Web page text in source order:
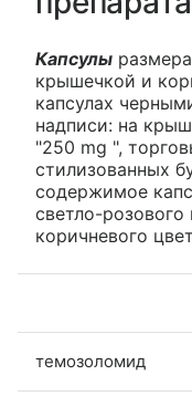
Капсулы
крышечкой и
капсулах
надписи: на
"250 mg ",
стилизованных
содержимое
светло-
коричневого
темозоломид